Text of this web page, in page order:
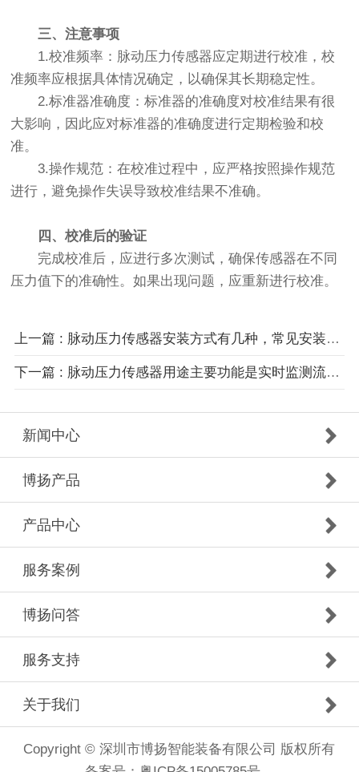
三、注意事项
1‌.校准频率‌：脉动压力传感器应定期进行校准，校
准频率应根据具体情况确定，以确保其长期稳定性。
2‌.标准器准确度‌：标准器的准确度对校准结果有很
大影响，因此应对标准器的准确度进行定期检验和校
准。
‌3.操作规范‌：在校准过程中，应严格按照操作规范
进行，避免操作失误导致校准结果不准确。
四、校准后的验证
完成校准后，应进行多次测试，确保传感器在不同
压力值下的准确性。如果出现问题，应重新进行校准。
上一篇 : 脉动压力传感器安装方式有几种，常见安装方式及其注意事项？
下一篇 : 脉动压力传感器用途主要功能是实时监测流体或气体的压力变化
新闻中心
博扬产品
产品中心
服务案例
博扬问答
服务支持
关于我们
Copyright © 深圳市博扬智能装备有限公司 版权所有